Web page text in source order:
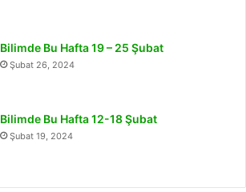
Bilimde Bu Hafta 19 – 25 Şubat
Şubat 26, 2024
Bilimde Bu Hafta 12-18 Şubat
Şubat 19, 2024